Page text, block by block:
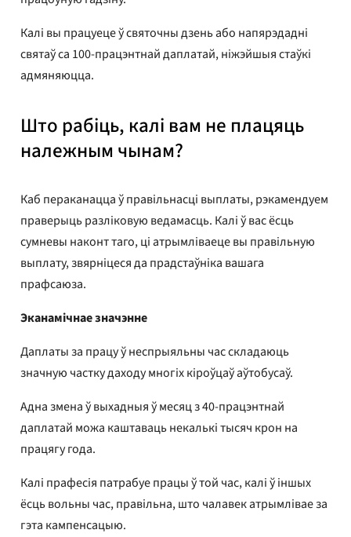
Калі вы працуеце ў святочны дзень або напярэдадні
святаў са 100-працэнтнай даплатай, ніжэйшыя стаўкі
адмяняюцца.
Што рабіць, калі вам не плацяць
належным чынам?
Каб пераканацца ў правільнасці выплаты, рэкамендуем
праверыць разліковую ведамасць. Калі ў вас ёсць
сумневы наконт таго, ці атрымліваеце вы правільную
выплату, звярніцеся да прадстаўніка вашага
прафсаюза.
Эканамічнае значэнне
Даплаты за працу ў неспрыяльны час складаюць
значную частку даходу многіх кіроўцаў аўтобусаў.
Адна змена ў выхадныя ў месяц з 40-працэнтнай
даплатай можа каштаваць некалькі тысяч крон на
працягу года.
Калі прафесія патрабуе працы ў той час, калі ў іншых
ёсць вольны час, правільна, што чалавек атрымлівае за
гэта кампенсацыю.